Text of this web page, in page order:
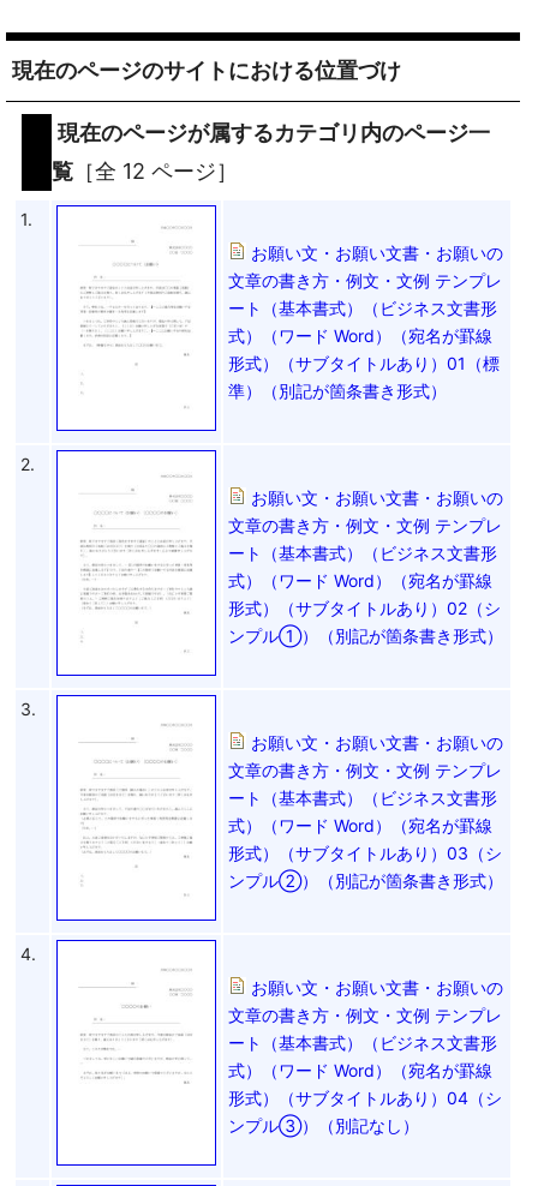
現在のページのサイトにおける位置づけ
現在のページが属するカテゴリ内のページ一
覧 ［全 12 ページ］
1.
お願い文・お願い文書・お願いの
文章の書き方・例文・文例 テンプレ
ート（基本書式）（ビジネス文書形
式）（ワード Word）（宛名が罫線
形式）（サブタイトルあり）01（標
準）（別記が箇条書き形式）
2.
お願い文・お願い文書・お願いの
文章の書き方・例文・文例 テンプレ
ート（基本書式）（ビジネス文書形
式）（ワード Word）（宛名が罫線
形式）（サブタイトルあり）02（シ
ンプル①）（別記が箇条書き形式）
3.
お願い文・お願い文書・お願いの
文章の書き方・例文・文例 テンプレ
ート（基本書式）（ビジネス文書形
式）（ワード Word）（宛名が罫線
形式）（サブタイトルあり）03（シ
ンプル②）（別記が箇条書き形式）
4.
お願い文・お願い文書・お願いの
文章の書き方・例文・文例 テンプレ
ート（基本書式）（ビジネス文書形
式）（ワード Word）（宛名が罫線
形式）（サブタイトルあり）04（シ
ンプル③）（別記なし）